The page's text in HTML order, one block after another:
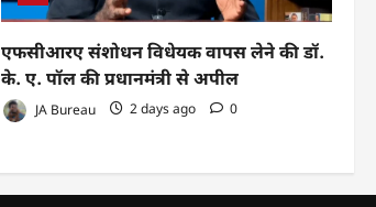
एफसीआरए संशोधन विधेयक वापस लेने की डॉ.
के. ए. पॉल की प्रधानमंत्री से अपील
JA Bureau 2 days ago 0